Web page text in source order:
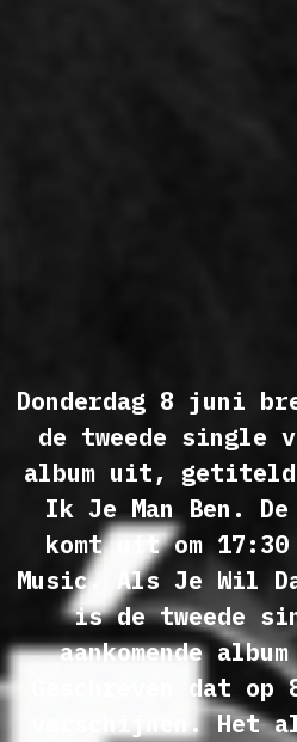
Donderdag 8 juni
de tweede single
album uit,
Ik Je Man Ben.
komt uit om
Music. Als Je Wil
is de tweede
aankomende
Geschreven dat op
verschijnen. Het